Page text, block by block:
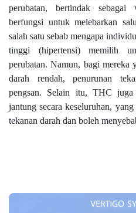
perubatan, bertindak
berfungsi untuk melebarkan
salah satu sebab mengapa
tinggi (hipertensi) memilih
perubatan. Namun, bagi mereka
darah rendah, penurunan
pengsan. Selain itu, THC juga
jantung secara keseluruhan,
tekanan darah dan boleh